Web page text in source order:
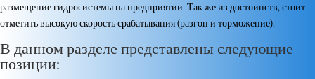
размещение гидросистемы на предприятии. Так же из достоинств, стоит
отметить высокую скорость срабатывания (разгон и торможение).
В данном разделе представлены следующие
позиции: